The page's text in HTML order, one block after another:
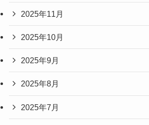
2025年11月
2025年10月
2025年9月
2025年8月
2025年7月